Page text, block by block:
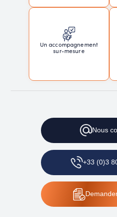
Un accompagnement
sur-mesure
Nous
+33 (0)3